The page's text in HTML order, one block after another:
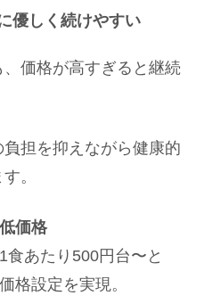
優しく続けやすい
価格が高すぎると継続
担を抑えながら健康的
。
価格
食あたり500円台〜と
格設定を実現。